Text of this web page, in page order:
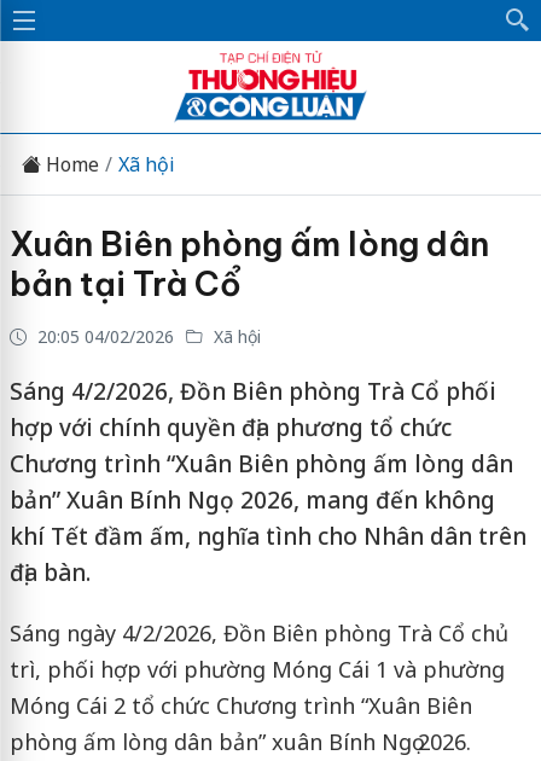
Home Xã hội
Xuân Biên phòng ấm lòng dân
bản tại Trà Cổ
20:05 04/02/2026 Xã hội
Sáng 4/2/2026, Đồn Biên phòng Trà Cổ phối
hợp với chính quyền địa phương tổ chức
Chương trình “Xuân Biên phòng ấm lòng dân
bản” Xuân Bính Ngọ 2026, mang đến không
khí Tết đầm ấm, nghĩa tình cho Nhân dân trên
địa bàn.
Sáng ngày 4/2/2026, Đồn Biên phòng Trà Cổ chủ
trì, phối hợp với phường Móng Cái 1 và phường
Móng Cái 2 tổ chức Chương trình “Xuân Biên
phòng ấm lòng dân bản” xuân Bính Ngọ 2026.